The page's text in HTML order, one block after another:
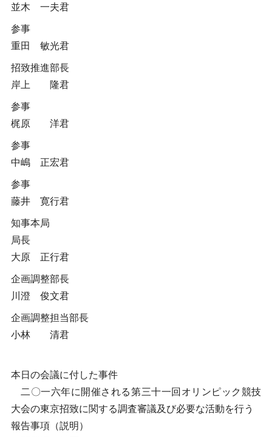
並木 一夫君
参事
重田 敏光君
招致推進部長
岸上 隆君
参事
梶原 洋君
参事
中嶋 正宏君
参事
藤井 寛行君
知事本局
局長
大原 正行君
企画調整部長
川澄 俊文君
企画調整担当部長
小林 清君
本日の会議に付した事件
二〇一六年に開催される第三十一回オリンピック競技
大会の東京招致に関する調査審議及び必要な活動を行う
報告事項（説明）